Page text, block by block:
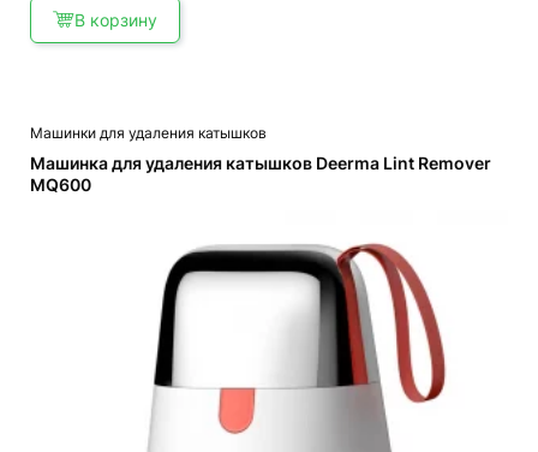
В корзину
Машинки для удаления катышков
Машинка для удаления катышков Deerma Lint Remover
MQ600